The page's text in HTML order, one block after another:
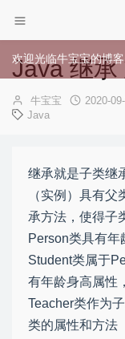
Java 继承
作
者：
牛宝宝
发
2020-
Java
继承就是子类继
（实例）具有
承方法，使得子
Person类具有
Student类属于
有年龄身高属性
Teacher类作为
类的属性和方法
放松一下吧~